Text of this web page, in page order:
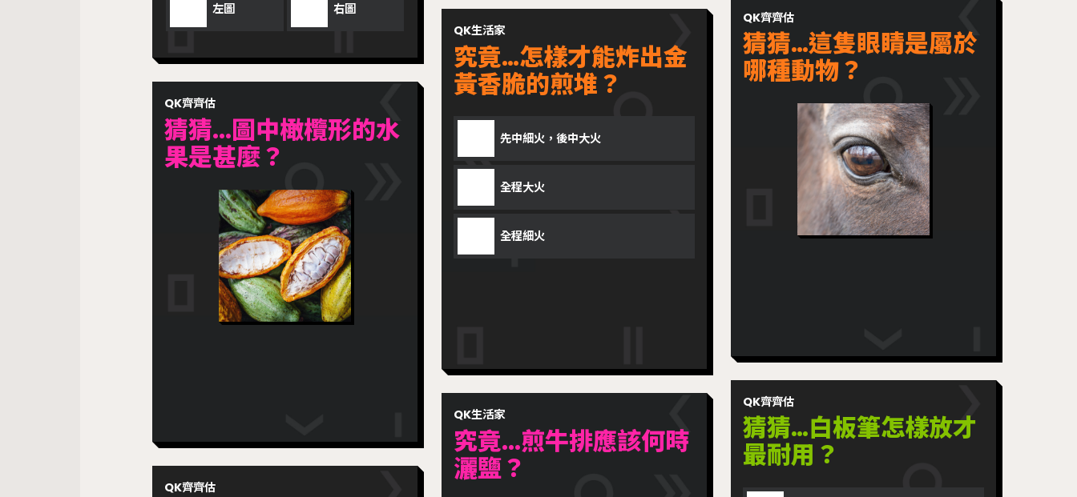
左圖 右圖
QK齊齊估
猜猜…這隻眼睛是屬於
哪種動物？
QK生活家
究竟…怎樣才能炸出金
黃香脆的煎堆？
先中細火，後中大火
全程大火
全程細火
QK齊齊估
猜猜...圖中橄欖形的水
果是甚麼？
QK齊齊估
猜猜…白板筆怎樣放才
最耐用？
QK生活家
究竟...煎牛排應該何時
灑鹽？
QK齊齊估